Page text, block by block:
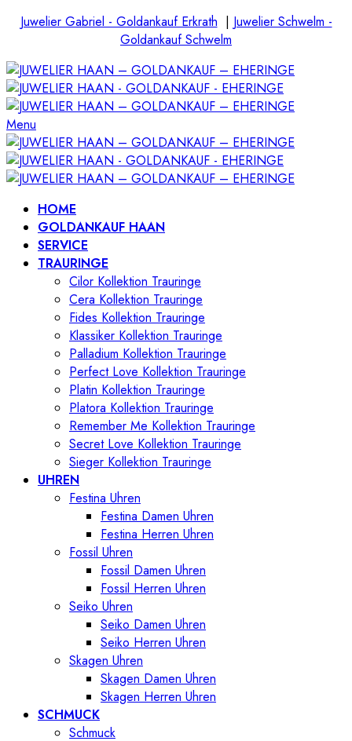
Juwelier Gabriel - Goldankauf Erkrath | Juwelier Schwelm -
Goldankauf Schwelm
Menu
HOME
GOLDANKAUF HAAN
SERVICE
TRAURINGE
Cilor Kollektion Trauringe
Cera Kollektion Trauringe
Fides Kollektion Trauringe
Klassiker Kollektion Trauringe
Palladium Kollektion Trauringe
Perfect Love Kollektion Trauringe
Platin Kollektion Trauringe
Platora Kollektion Trauringe
Remember Me Kollektion Trauringe
Secret Love Kollektion Trauringe
Sieger Kollektion Trauringe
UHREN
Festina Uhren
Festina Damen Uhren
Festina Herren Uhren
Fossil Uhren
Fossil Damen Uhren
Fossil Herren Uhren
Seiko Uhren
Seiko Damen Uhren
Seiko Herren Uhren
Skagen Uhren
Skagen Damen Uhren
Skagen Herren Uhren
SCHMUCK
Schmuck